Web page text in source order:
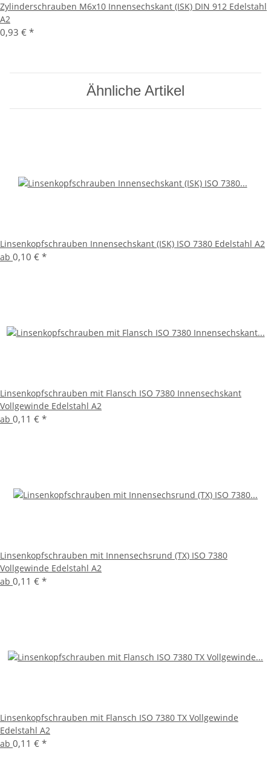
Zylinderschrauben M6x10 Innensechskant (ISK) DIN 912 Edelstahl
A2
0,93 € *
Ähnliche Artikel
Linsenkopfschrauben Innensechskant (ISK) ISO 7380 Edelstahl A2
ab 0,10 € *
Linsenkopfschrauben mit Flansch ISO 7380 Innensechskant
Vollgewinde Edelstahl A2
ab 0,11 € *
Linsenkopfschrauben mit Innensechsrund (TX) ISO 7380
Vollgewinde Edelstahl A2
ab 0,11 € *
Linsenkopfschrauben mit Flansch ISO 7380 TX Vollgewinde
Edelstahl A2
ab 0,11 € *